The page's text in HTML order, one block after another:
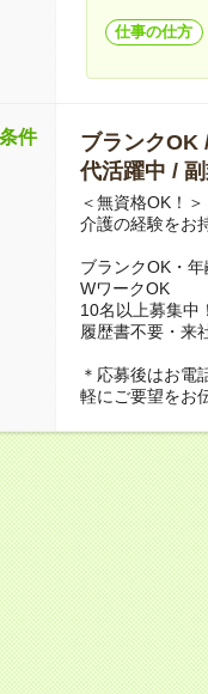
仕事の仕方
件
ブランクOK
代活躍中 /
＜無資格OK！＞
介護の経験をお
ブランクOK・年
WワークOK
10名以上募集中！
履歴書不要・来
＊応募後はお電
軽にご要望をお